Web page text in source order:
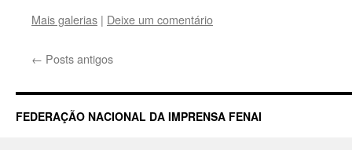
Mais galerias | Deixe um comentário
← Posts antigos
FEDERAÇÃO NACIONAL DA IMPRENSA FENAI